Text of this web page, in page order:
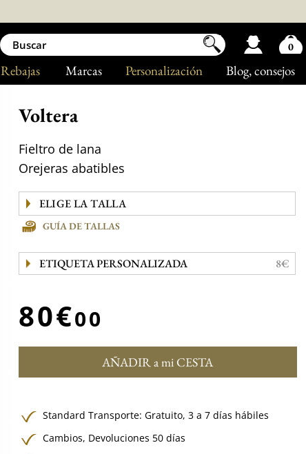
Blog, consejos
Personalización
Marcas
Rebajas
Voltera
Fieltro de lana
Orejeras abatibles
GUÍA DE TALLAS
ETIQUETA PERSONALIZADA 8€
80€00
AÑADIR a mi CESTA
Standard Transporte:Gratuito,3 a 7 días hábiles
Cambios, Devoluciones 50 días
0